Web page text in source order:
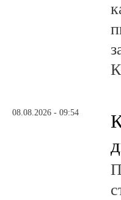
08.08.2026 - 09:54